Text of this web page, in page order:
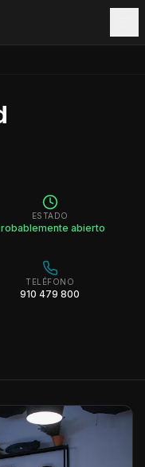
ESTADO
abierto
TELÉFONO
910 479 800